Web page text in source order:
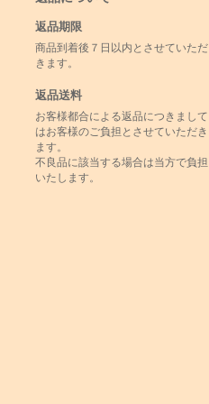
返品期限
商品到着後７日以内とさせていただ
きます。
返品送料
お客様都合による返品につきまして
はお客様のご負担とさせていただき
ます。
不良品に該当する場合は当方で負担
いたします。